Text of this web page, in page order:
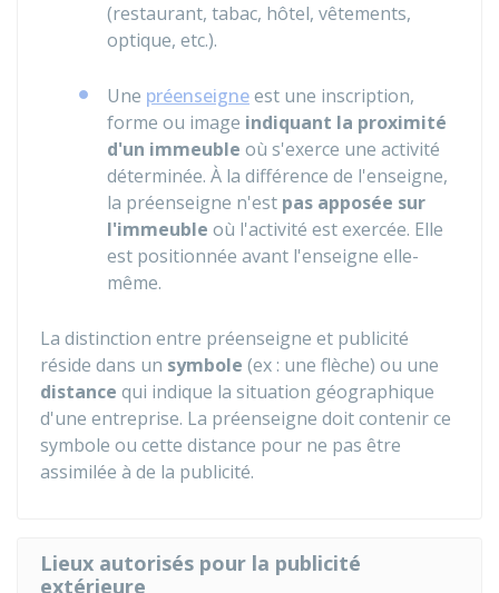
(restaurant, tabac, hôtel, vêtements,
optique, etc.).
Une préenseigneest une inscription,
forme ou image indiquant la proximité
d'un immeuble où s'exerce une activité
déterminée. À la différence de l'enseigne,
la préenseigne n'est pas apposée sur
l'immeuble où l'activité est exercée. Elle
est positionnée avant l'enseigne elle-
même.
La distinction entre préenseigne et publicité
réside dans un symbole (ex : une flèche) ou une
distance qui indique la situation géographique
d'une entreprise. La préenseigne doit contenir ce
symbole ou cette distance pour ne pas être
assimilée à de la publicité.
Lieux autorisés pour la publicité
extérieure